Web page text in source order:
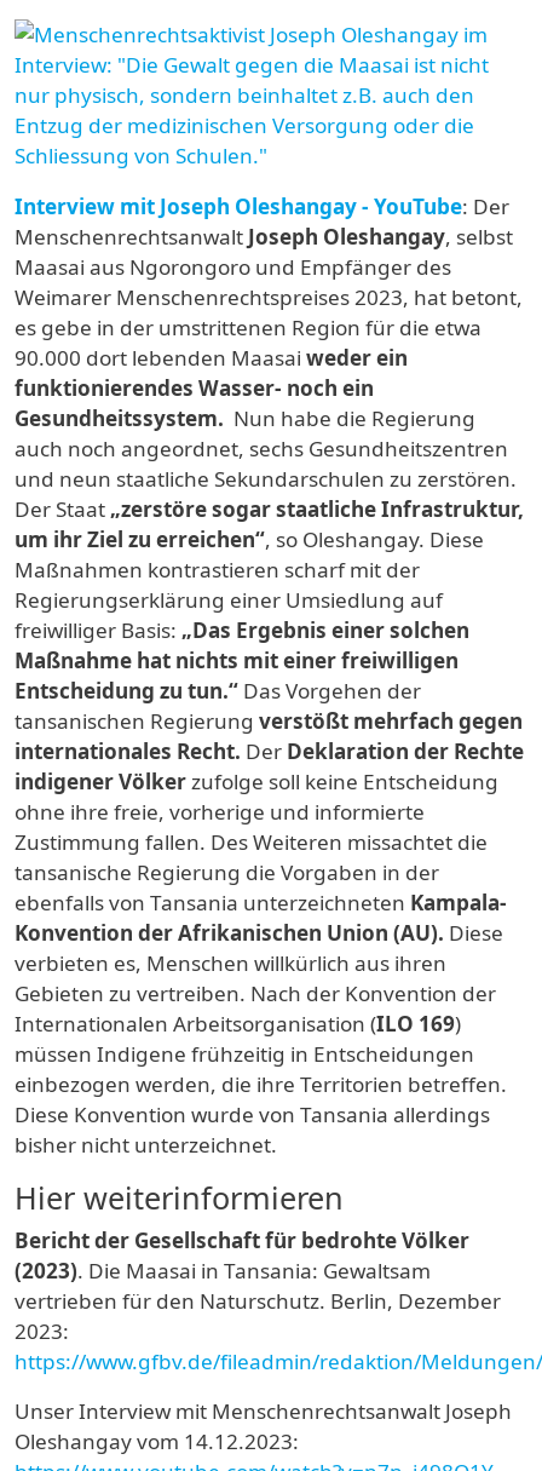
Interview mit Joseph Oleshangay - YouTube: Der
Menschenrechtsanwalt Joseph Oleshangay, selbst
Maasai aus Ngorongoro und Empfänger des
Weimarer Menschenrechtspreises 2023, hat betont,
es gebe in der umstrittenen Region für die etwa
90.000 dort lebenden Maasai weder ein
funktionierendes Wasser- noch ein
Gesundheitssystem. Nun habe die Regierung
auch noch angeordnet, sechs Gesundheitszentren
und neun staatliche Sekundarschulen zu zerstören.
Der Staat„zerstöre sogar staatliche Infrastruktur,
um ihr Ziel zu erreichen“, so Oleshangay. Diese
Maßnahmen kontrastieren scharf mit der
Regierungserklärung einer Umsiedlung auf
freiwilliger Basis: „Das Ergebnis einer solchen
Maßnahme hat nichts mit einer freiwilligen
Entscheidung zu tun.“ Das Vorgehen der
tansanischen Regierung verstößt mehrfach gegen
internationales Recht. Der Deklaration der Rechte
indigener Völkerzufolge soll keine Entscheidung
ohne ihre freie, vorherige und informierte
Zustimmung fallen. Des Weiteren missachtet die
tansanische Regierung die Vorgaben in der
ebenfalls von Tansania unterzeichneten Kampala-
Konvention der Afrikanischen Union (AU). Diese
verbieten es, Menschen willkürlich aus ihren
Gebieten zu vertreiben. Nach der Konvention der
Internationalen Arbeitsorganisation (ILO 169)
müssen Indigene frühzeitig in Entscheidungen
einbezogen werden, die ihre Territorien betreffen.
Diese Konvention wurde von Tansania allerdings
bisher nicht unterzeichnet.
Hier weiterinformieren
Bericht der Gesellschaft für bedrohte Völker
(2023). Die Maasai in Tansania: Gewaltsam
vertrieben für den Naturschutz. Berlin, Dezember
2023:
https://www.gfbv.de/fileadmin/redaktion/
Unser Interview mit Menschenrechtsanwalt Joseph
Oleshangay vom 14.12.2023: